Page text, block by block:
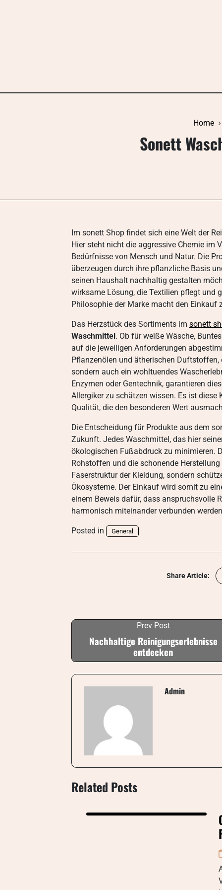
Home
Sonett
Im sonett Shop findet sich eine Welt der
Hier steht nicht die aggressive Chemie im
Bedürfnisse von Mensch und Natur. Die
überzeugen durch ihre pflanzliche Basis
seinen Haushalt nachhaltig gestalten
wirksame Lösung, die Textilien pflegt und
Philosophie der Marke macht den Einkauf
Das Herzstück des Sortiments im sonett
Waschmittel. Ob für weiße Wäsche,
auf die jeweiligen Anforderungen
Pflanzenölen und ätherischen
sondern auch ein wohltuendes
Enzymen oder Gentechnik, garantieren
Allergiker zu schätzen wissen. Es ist
Qualität, die den besonderen Wert
Die Entscheidung für Produkte aus dem
Zukunft. Jedes Waschmittel, das hier
ökologischen Fußabdruck zu minimieren.
Rohstoffen und die schonende
Faserstruktur der Kleidung, sondern
Ökosysteme. Der Einkauf wird somit zu
einem Beweis dafür, dass anspruchsvolle
harmonisch miteinander verbunden
Posted in General
Share Article:
Prev Post
Nachhaltige Reinigungserlebnisse
entdecken
Admin
Related Posts